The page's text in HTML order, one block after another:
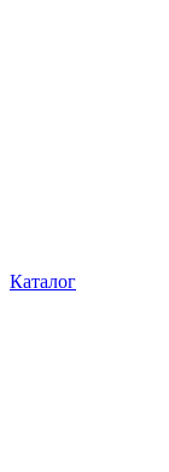
Каталог